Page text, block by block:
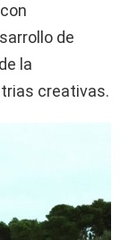
de
la
creativas.